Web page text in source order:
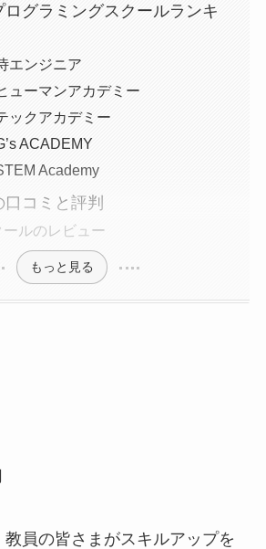
ログラミングスクールランキ
エンジニア
ューマンアカデミー
ックアカデミー
ACADEMY
Academy
口コミと評判
ールのレビュー
もっと見る
員の皆さまがスキルアップを